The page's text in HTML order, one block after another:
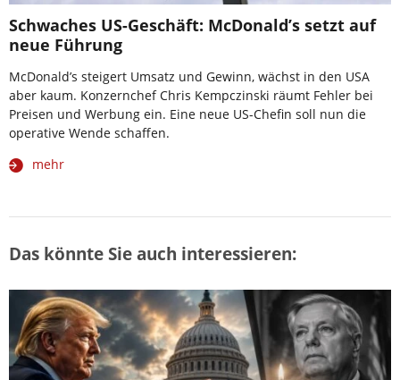
Schwaches US-Geschäft: McDonald’s setzt auf
neue Führung
McDonald’s steigert Umsatz und Gewinn, wächst in den USA
aber kaum. Konzernchef Chris Kempczinski räumt Fehler bei
Preisen und Werbung ein. Eine neue US-Chefin soll nun die
operative Wende schaffen.
mehr
Das könnte Sie auch interessieren: